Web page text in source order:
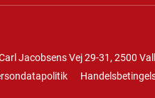
Jacobsens Vej 29-31, 2500